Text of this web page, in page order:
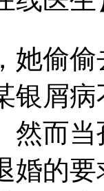
她偷
银屑
然而
婚的